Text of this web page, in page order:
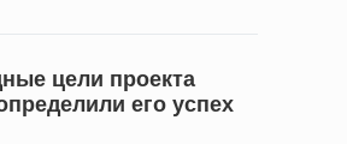
цели проекта
его успех